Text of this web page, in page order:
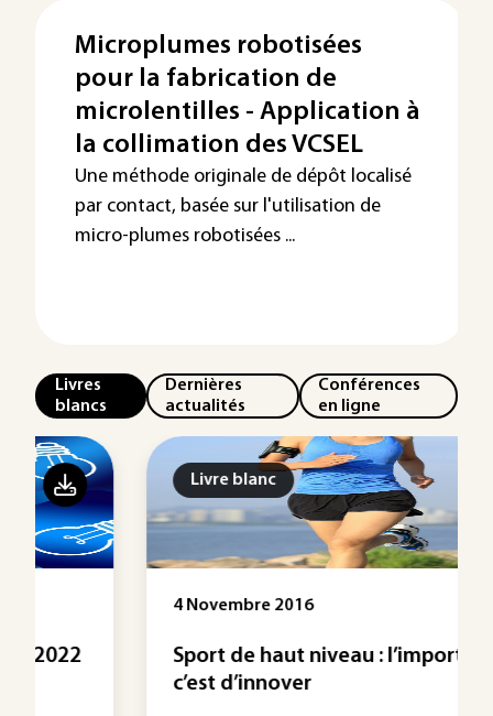
Microplumes robotisées
pour la fabrication de
microlentilles - Application à
la collimation des VCSEL
Une méthode originale de dépôt localisé
par contact, basée sur l'utilisation de
micro-plumes robotisées ...
Livres
blancs
Dernières
actualités
Conférences
en ligne
Livre blanc
4 Novembre 2016
Sport de haut niveau : l’important
c’est d’innover